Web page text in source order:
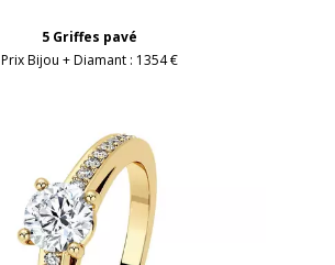
5 Griffes pavé
Prix Bijou + Diamant : 1354 €